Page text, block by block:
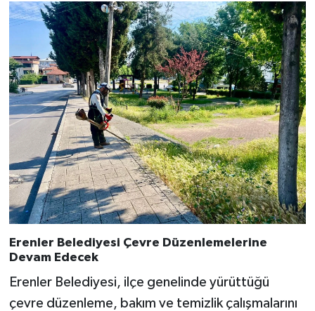
Erenler Belediyesi Çevre Düzenlemelerine
Devam Edecek
Erenler Belediyesi, ilçe genelinde yürüttüğü
çevre düzenleme, bakım ve temizlik çalışmalarını